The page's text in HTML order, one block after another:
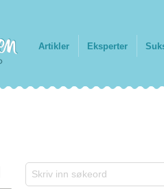
Artikler Eksperter